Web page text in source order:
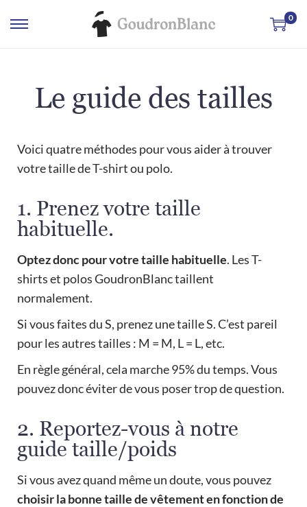
0
Le guide des tailles
Voici quatre méthodes pour vous aider à trouver
votre taille de T-shirt ou polo.
1. Prenez votre taille
habituelle.
Optez donc pour votre taille habituelle. Les T-
shirts et polos GoudronBlanc taillent
normalement.
Si vous faites du S, prenez une taille S. C’est pareil
pour les autres tailles : M = M, L = L, etc.
En règle général, cela marche 95% du temps. Vous
pouvez donc éviter de vous poser trop de question.
2. Reportez-vous à notre
guide taille/poids
Si vous avez quand même un doute, vous pouvez
choisir la bonne taille de vêtement en fonction de